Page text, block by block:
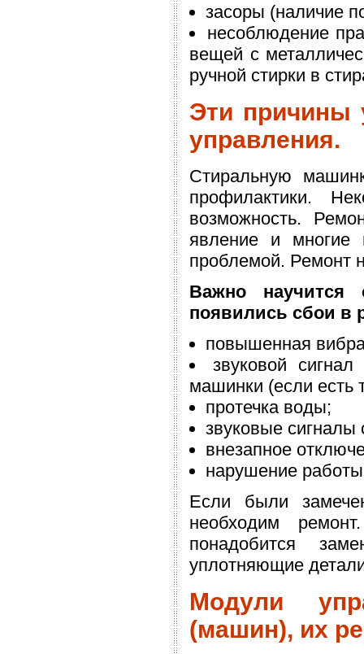
засоры (наличие
несоблюдение
вещей с
ручной стирки в
Эти причины
управления.
Стиральную
профилактики.
возможность.
явление и многие
проблемой. Ремонт
Важно
появились сбои в
повышенная
звуковой
машинки (если есть
протечка воды;
звуковые сигналы
внезапное
нарушение
Если были
необходим
понадобится
уплотняющие
Модули
(машин), их